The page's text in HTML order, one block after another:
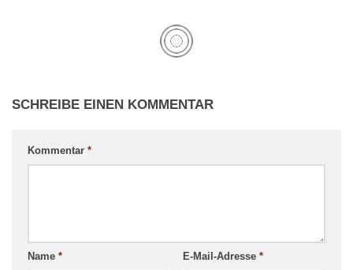
SCHREIBE EINEN KOMMENTAR
Kommentar *
Name * E-Mail-Adresse *